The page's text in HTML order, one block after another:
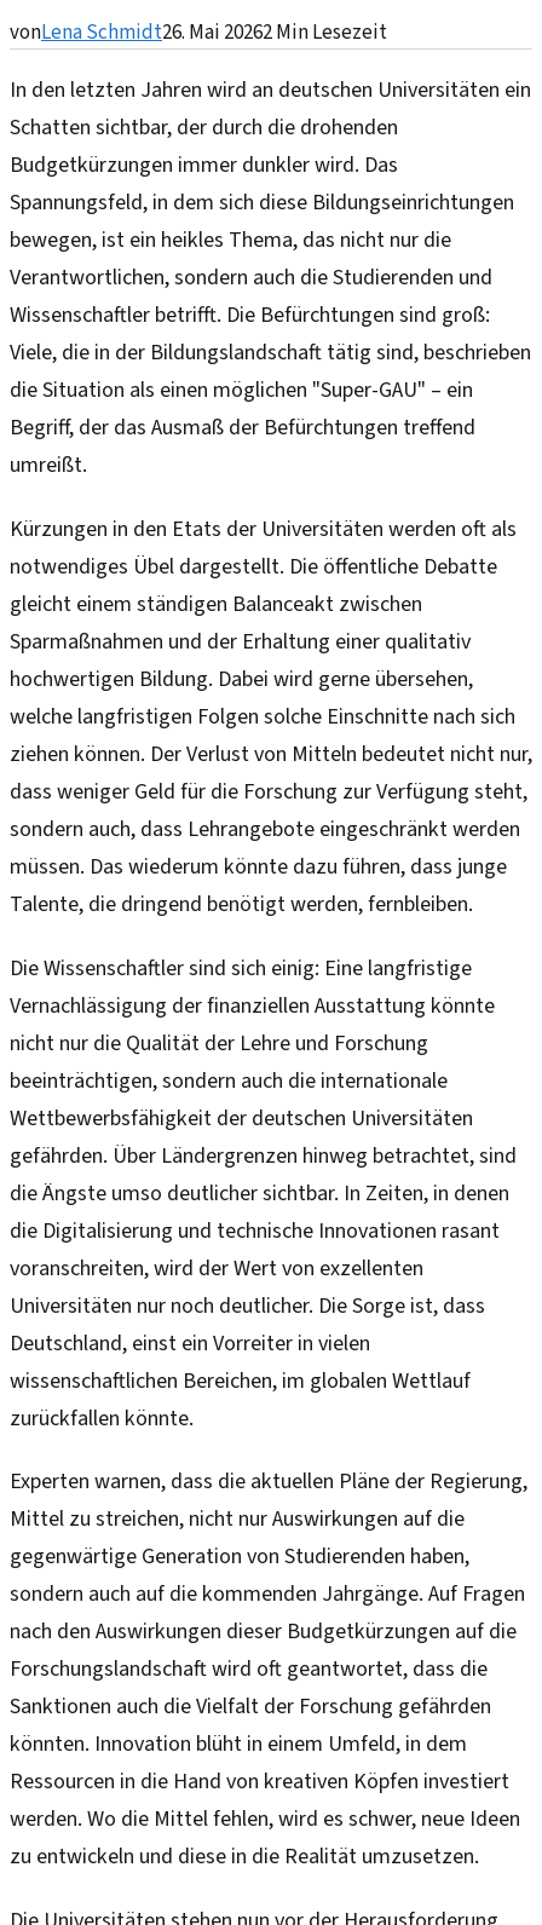
vonLena Schmidt26. Mai 20262Min Lesezeit
In den letzten Jahren wird an deutschen Universitäten ein
Schatten sichtbar, der durch die drohenden
Budgetkürzungen immer dunkler wird. Das
Spannungsfeld, in dem sich diese Bildungseinrichtungen
bewegen, ist ein heikles Thema, das nicht nur die
Verantwortlichen, sondern auch die Studierenden und
Wissenschaftler betrifft. Die Befürchtungen sind groß:
Viele, die in der Bildungslandschaft tätig sind, beschrieben
die Situation als einen möglichen "Super-GAU" – ein
Begriff, der das Ausmaß der Befürchtungen treffend
umreißt.
Kürzungen in den Etats der Universitäten werden oft als
notwendiges Übel dargestellt. Die öffentliche Debatte
gleicht einem ständigen Balanceakt zwischen
Sparmaßnahmen und der Erhaltung einer qualitativ
hochwertigen Bildung. Dabei wird gerne übersehen,
welche langfristigen Folgen solche Einschnitte nach sich
ziehen können. Der Verlust von Mitteln bedeutet nicht nur,
dass weniger Geld für die Forschung zur Verfügung steht,
sondern auch, dass Lehrangebote eingeschränkt werden
müssen. Das wiederum könnte dazu führen, dass junge
Talente, die dringend benötigt werden, fernbleiben.
Die Wissenschaftler sind sich einig: Eine langfristige
Vernachlässigung der finanziellen Ausstattung könnte
nicht nur die Qualität der Lehre und Forschung
beeinträchtigen, sondern auch die internationale
Wettbewerbsfähigkeit der deutschen Universitäten
gefährden. Über Ländergrenzen hinweg betrachtet, sind
die Ängste umso deutlicher sichtbar. In Zeiten, in denen
die Digitalisierung und technische Innovationen rasant
voranschreiten, wird der Wert von exzellenten
Universitäten nur noch deutlicher. Die Sorge ist, dass
Deutschland, einst ein Vorreiter in vielen
wissenschaftlichen Bereichen, im globalen Wettlauf
zurückfallen könnte.
Experten warnen, dass die aktuellen Pläne der Regierung,
Mittel zu streichen, nicht nur Auswirkungen auf die
gegenwärtige Generation von Studierenden haben,
sondern auch auf die kommenden Jahrgänge. Auf Fragen
nach den Auswirkungen dieser Budgetkürzungen auf die
Forschungslandschaft wird oft geantwortet, dass die
Sanktionen auch die Vielfalt der Forschung gefährden
könnten. Innovation blüht in einem Umfeld, in dem
Ressourcen in die Hand von kreativen Köpfen investiert
werden. Wo die Mittel fehlen, wird es schwer, neue Ideen
zu entwickeln und diese in die Realität umzusetzen.